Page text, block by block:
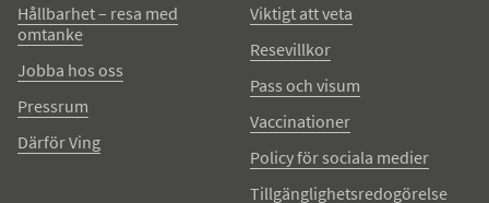
Hållbarhet – resa med
omtanke
Jobba hos oss
Pressrum
Därför Ving
Viktigt att veta
Resevillkor
Pass och visum
Vaccinationer
Policy för sociala medier
Tillgänglighetsredogörelse